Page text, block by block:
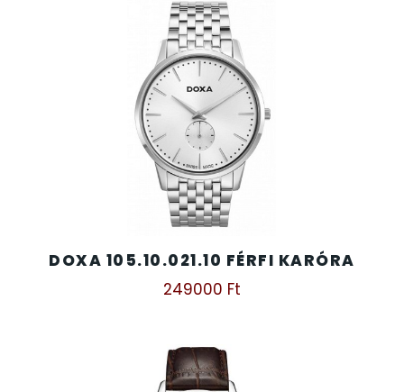
DOXA 105.10.021.10 FÉRFI KARÓRA
249000 Ft